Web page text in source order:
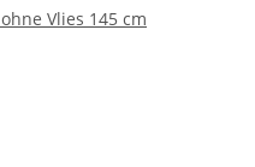
Vlies 145 cm